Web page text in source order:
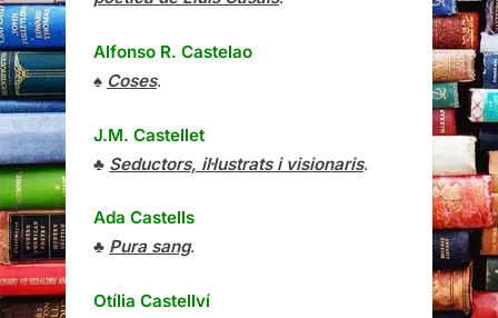
Alfonso R. Castelao
♠ Coses.
J.M. Castellet
♣ Seductors, il·lustrats i visionaris.
Ada Castells
♣ Pura sang.
Otília Castellví